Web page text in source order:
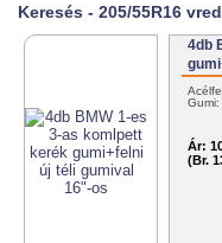
Keresés - 205/55R16
4db
Ár:
(Br.